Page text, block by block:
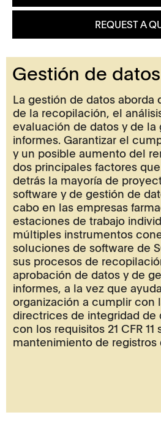
REQUEST A
Gestión de datos
La gestión de datos aborda
de la recopilación, el
evaluación de datos y de la
informes. Garantizar el
y un posible aumento del
dos principales factores
detrás la mayoría de
software y de gestión de
cabo en las empresas
estaciones de trabajo
múltiples instrumentos
soluciones de software de
sus procesos de
aprobación de datos y de
informes, a la vez que
organización a cumplir con
directrices de integridad de
con los requisitos 21 CFR 11
mantenimiento de